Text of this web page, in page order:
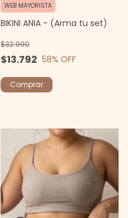
BIKINI ANIA - (Arma tu set)
$13.792
$32.990
58% OFF
WEB MAYORISTA
Comprar